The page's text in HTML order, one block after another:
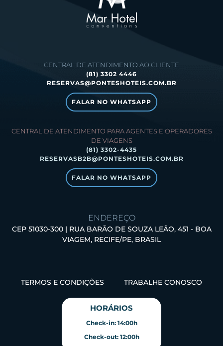
CENTRAL DE ATENDIMENTO AO CLIENTE
(81) 3302 4446
RESERVAS@PONTESHOTEIS.COM.BR
FALAR NO WHATSAPP
CENTRAL DE ATENDIMENTO PARA AGENTES E OPERADORES
DE VIAGENS
(81) 3302-4435
RESERVASB2B@PONTESHOTEIS.COM.BR
FALAR NO WHATSAPP
ENDEREÇO
CEP 51030-300 | RUA BARÃO DE SOUZA LEÃO, 451 - BOA
VIAGEM, RECIFE/PE, BRASIL
TERMOS E CONDIÇÕES TRABALHE CONOSCO
HORÁRIOS
Check-in: 14:00h
Check-out: 12:00h